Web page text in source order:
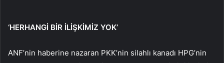
‘HERHANGİ BİR İLİŞKİMİZ YOK’
ANF’nin haberine nazaran PKK’nin silahlı kanadı HPG’nin